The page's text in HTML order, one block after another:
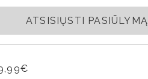
ATSISIŲSTI PASIŪLYMĄ
€